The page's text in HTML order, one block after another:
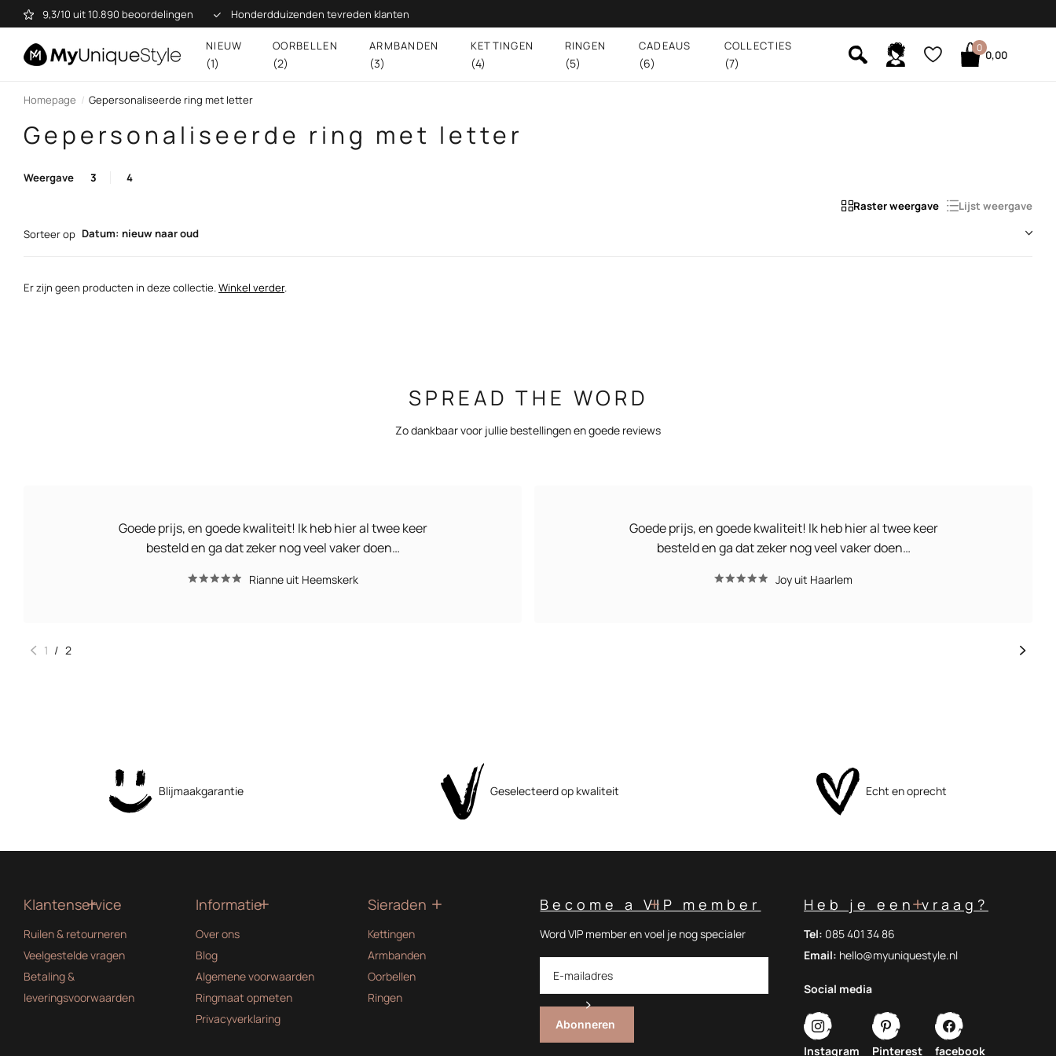
9,3/10 uit 10.890 beoordelingen Honderdduizenden tevreden klanten
NIEUW
(1)
OORBELLEN
(2)
ARMBANDEN
(3)
KETTINGEN
(4)
RINGEN
(5)
CADEAUS
(6)
COLLECTIES
(7)
0
0,00
Homepage Gepersonaliseerde ring met letter
Gepersonaliseerde ring met letter
Weergave 3
4
Raster weergave
Lijst weergave
Sorteer op Datum: nieuw naar oud
Er zijn geen producten in deze collectie.Winkel verder.
SPREAD THE WORD
Zo dankbaar voor jullie bestellingen en goede reviews
Goede prijs, en goede kwaliteit! Ik heb hier al twee keer
besteld en ga dat zeker nog veel vaker doen…
Rianne uit Heemskerk
Goede prijs, en goede kwaliteit! Ik heb hier al twee keer
besteld en ga dat zeker nog veel vaker doen…
Joy uit Haarlem
1 / 2
Blijmaakgarantie Geselecteerd op kwaliteit Echt en oprecht
Klantenservice
Ruilen & retourneren
Veelgestelde vragen
Betaling &
leveringsvoorwaarden
Informatie
Over ons
Blog
Algemene voorwaarden
Ringmaat opmeten
Privacyverklaring
Sieraden
Kettingen
Armbanden
Oorbellen
Ringen
Become a VIP member
Word VIP member en voel je nog specialer
Abonneren
Heb je een vraag?
Tel: 085 401 34 86
Email: hello@myuniquestyle.nl
Social media
Instagram Pinterest facebook